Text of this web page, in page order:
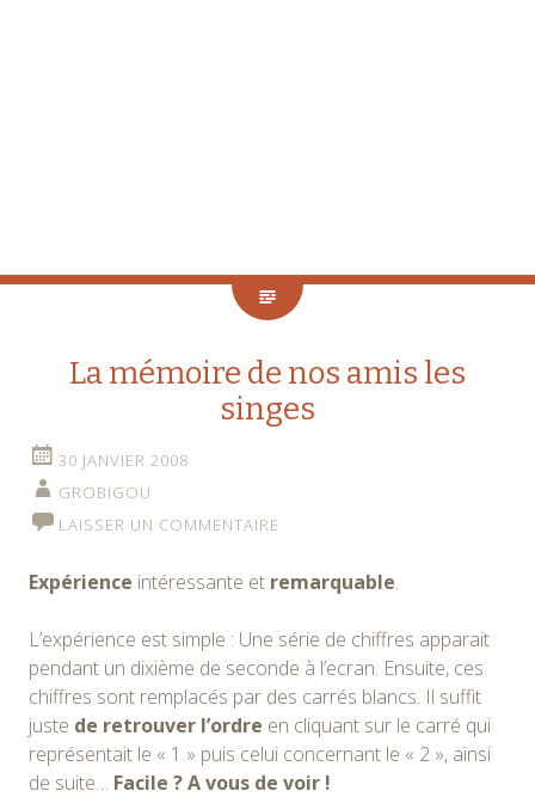
La mémoire de nos amis les
singes
30 JANVIER 2008
GROBIGOU
LAISSER UN COMMENTAIRE
Expérience intéressante et remarquable.
L’expérience est simple : Une série de chiffres apparait
pendant un dixième de seconde à l’ecran. Ensuite, ces
chiffres sont remplacés par des carrés blancs. Il suffit
juste de retrouver l’ordre en cliquant sur le carré qui
représentait le « 1 » puis celui concernant le « 2 », ainsi
de suite… Facile ? A vous de voir !